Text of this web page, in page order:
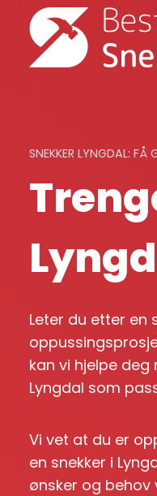
content
SNEKKER LYNGDAL: FÅ
Leter du etter en
kan vi hjelpe
Lyngdal som
Vi vet at du er
en snekker i
ønsker og